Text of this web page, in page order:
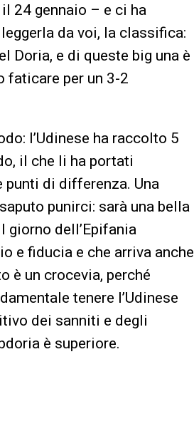
24 gennaio – e ci ha
da voi, la classifica:
Doria, e di queste big una è
faticare per un 3-2
l’Udinese ha raccolto 5
il che li ha portati
punti di differenza. Una
punirci: sarà una bella
giorno dell’Epifania
e fiducia e che arriva anche
è un crocevia, perché
tenere l’Udinese
dei sanniti e degli
è superiore.